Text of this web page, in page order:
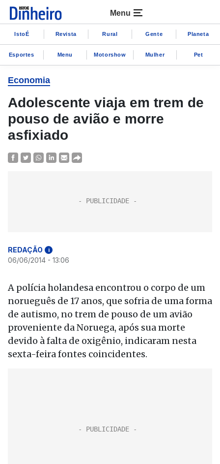
Menu
IstoÉ Revista Rural Gente Planeta
Esportes Menu Motorshow Mulher Pet
Economia
Adolescente viaja em trem de
pouso de avião e morre
asfixiado
REDAÇÃO i
06/06/2014 - 13:06
A polícia holandesa encontrou o corpo de um
norueguês de 17 anos, que sofria de uma forma
de autismo, no trem de pouso de um avião
proveniente da Noruega, após sua morte
devido à falta de oxigênio, indicaram nesta
sexta-feira fontes coincidentes.